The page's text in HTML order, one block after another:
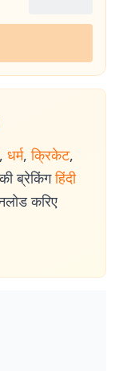
, धर्म, क्रिकेट,
ब्रेकिंग हिंदी
करिए